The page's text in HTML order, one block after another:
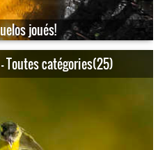
joués!
Toutes catégories(25)